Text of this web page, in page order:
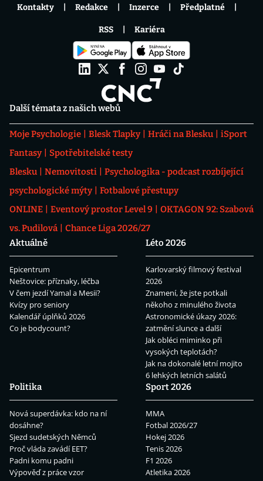
Další témata z našich webů
Moje Psychologie Blesk Tlapky Hráči na Blesku
iSport
Fantasy
Spotřebitelské testy
Blesku
Nemovitosti
Psychologika - podcast rozbíjející
psychologické mýty
Fotbalové přestupy
ONLINE
Eventový prostor Level 9
OKTAGON 92: Szabová
vs. Pudilová
Chance Liga 2026/27
Aktuálně
Epicentrum
Neštovice: příznaky, léčba
V čem jezdí Yamal a Mesii?
Kvízy pro seniory
Kalendář úplňků 2026
Co je bodycount?
Léto 2026
Karlovarský filmový festival
2026
Znamení, že jste potkali
někoho z minulého života
Astronomické úkazy 2026:
zatmění slunce a další
Jak obléci miminko při
vysokých teplotách?
Jak na dokonalé letní mojito
6 lehkých letních salátů
Politika
Nová superdávka: kdo na ní
dosáhne?
Sjezd sudetských Němců
Proč vláda zavádí EET?
Padni komu padni
Výpověď z práce vzor
Sport 2026
MMA
Fotbal 2026/27
Hokej 2026
Tenis 2026
F1 2026
Atletika 2026
Kontakty Redakce Inzerce Předplatné
RSS Kariéra